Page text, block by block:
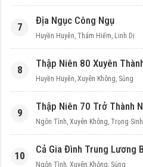
7
Địa Ngục Công Ngụ
Huyền Huyễn, Thám Hiểm, Linh Dị
8
Huyền Huyễn, Xuyên Không, Sủng
9
Ngôn Tình, Xuyên Không, Trọng Sinh
10
Ngôn Tình, Xuyên Không, Sủng